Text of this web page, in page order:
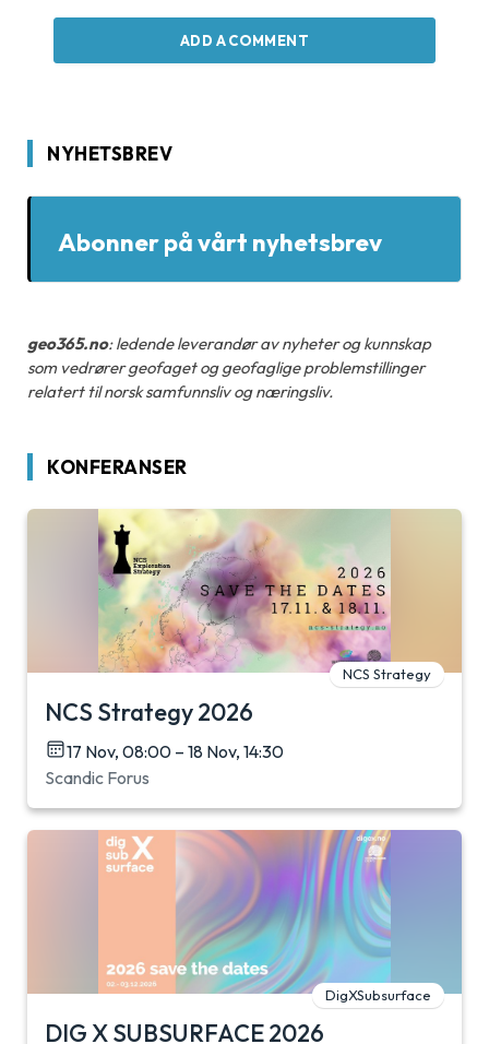
ADD A COMMENT
NYHETSBREV
Abonner på vårt nyhetsbrev
geo365.no: ledende leverandør av nyheter og kunnskap
som vedrører geofaget og geofaglige problemstillinger
relatert til norsk samfunnsliv og næringsliv.
KONFERANSER
NCS Strategy
NCS Strategy 2026
17 Nov, 08:00 – 18 Nov, 14:30
Scandic Forus
DigXSubsurface
DIG X SUBSURFACE 2026